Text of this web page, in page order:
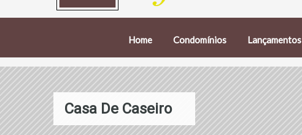
Home Condomínios Lançamentos
Casa De Caseiro